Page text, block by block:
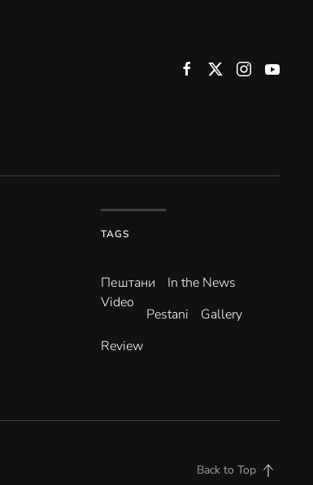
TAGS
Пештани
In the News
Video
Pestani
Gallery
Review
Back to Top